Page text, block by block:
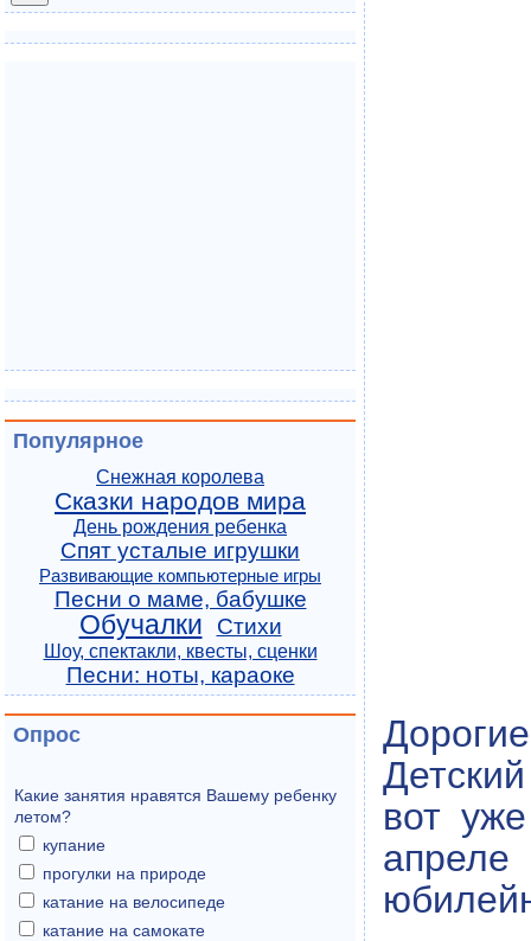
вот
Популярное
Снежная королева
Сказки народов мира
День рождения ребенка
Спят усталые игрушки
Развивающие компьютерные игры
Песни о маме, бабушке
Обучалки Стихи
Шоу, спектакли, квесты, сценки
Песни: ноты, караоке
Опрос
Какие занятия нравятся Вашему ребенку
летом?
купание
прогулки на природе
катание на велосипеде
катание на самокате